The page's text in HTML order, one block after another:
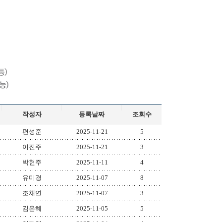
작성자 등록날짜 조회수
편성준 2025-11-21 5
이진주 2025-11-21 3
박현주 2025-11-11 4
유미경 2025-11-07 8
조채연 2025-11-07 3
김은혜 2025-11-05 5